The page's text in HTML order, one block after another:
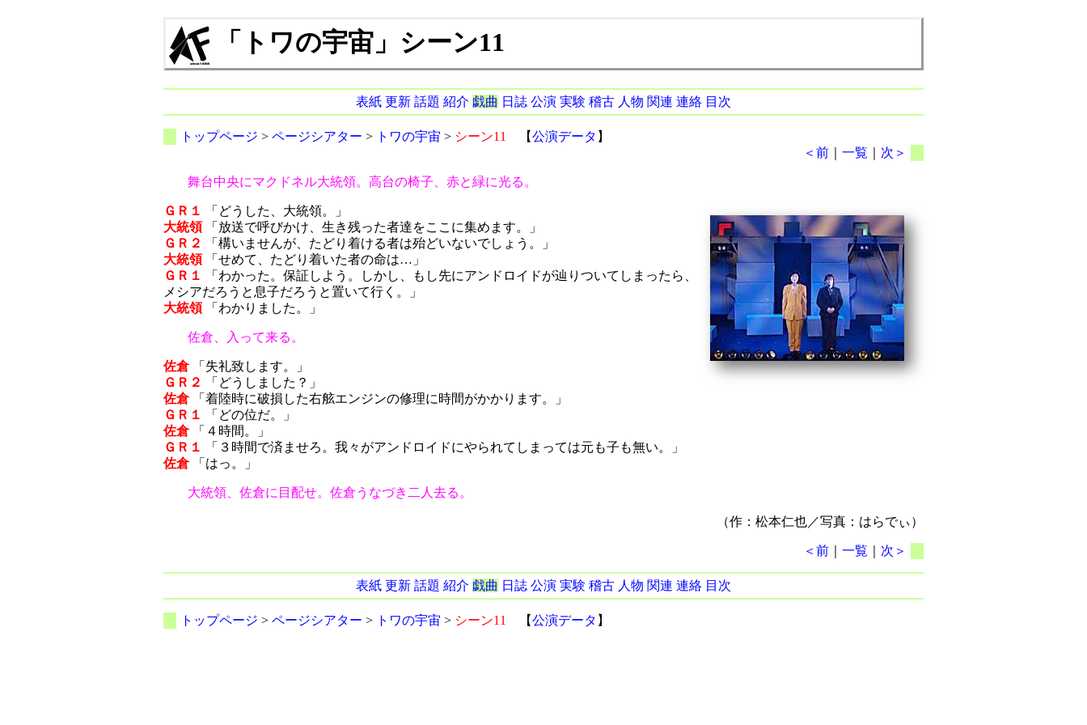
「トワの宇宙」シーン11
表紙 更新 話題 紹介 戯曲 日誌 公演 実験 稽古 人物 関連 連絡 目次
トップページ > ページシアター > トワの宇宙 > シーン11 【公演データ 】
＜前 ｜一覧 次＞
舞台中央にマクドネル大統領。高台の椅子、赤と緑に光る。
ＧＲ１
「どうした、大統領。」
大統領「放送で呼びかけ、生き残った者達をここに集めます。」
ＧＲ２
「構いませんが、たどり着ける者は殆どいないでしょう。」
大統領「せめて、たどり着いた者の命は…」
ＧＲ１
「わかった。保証しよう。しかし、もし先にアンドロイドが辿りついてしまったら、
メシアだろうと息子だろうと置いて行く。」
大統領「わかりました。」
佐倉、入って来る。
佐倉「失礼致します。」
ＧＲ２
「どうしました？」
佐倉「着陸時に破損した右舷エンジンの修理に時間がかかります。」
ＧＲ１
「どの位だ。」
佐倉「４時間。」
ＧＲ１
「３時間で済ませろ。我々がアンドロイドにやられてしまっては元も子も無い。」
佐倉「はっ。」
大統領、佐倉に目配せ。佐倉うなづき二人去る。
（作：松本仁也／写真：はらでぃ）
＜前 ｜一覧 次＞
表紙 更新 話題 紹介 戯曲 日誌 公演 実験 稽古 人物 関連 連絡 目次
トップページ > ページシアター > トワの宇宙 > シーン11 【公演データ 】